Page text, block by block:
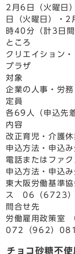
2月6日（火曜日
日（火曜日）・
時40分（計3日
ところ
クリエイション
プラザ
対象
企業の人事・労
定員
各69人（申込先
内容
改正育児・介護
申込方法・申込
電話またはファク
申込方法・申込
東大阪労働基準
ス 06（6723
問合せ先
労働雇用政策
072（962）
チョコ砂糖不